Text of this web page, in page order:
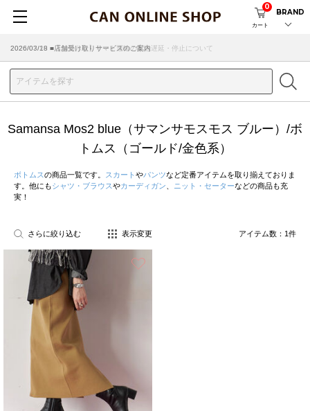
カート
0
BRAND
2026/07/29 ■【お知らせ】ヤマト運輸の配送遅延・停止について
2026/03/18 ■店舗受け取りサービスのご案内
Samansa Mos2 blue（サマンサモスモス ブルー）/ボ
トムス（ゴールド/金色系）
ボトムスの商品一覧です。 スカート やパンツなど定番アイテムを取り揃えておりま
す。他にもシャツ・ブラウスやカーディガン ニット・セーターなどの商品も充
実！
さらに絞り込む 表示変更 アイテム数： 1件